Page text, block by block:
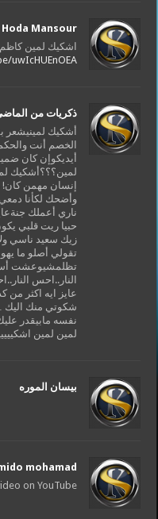
Hoda Mansour
اشكيك لمين
uwIcHUEnOEA
ذكريات من
أشكيك لمينيشعر
الخصم أنت
أيديكوإن كان
لمين؟؟؟أشكيك
إنسان مهمن كان!
وأضحك لكأنا
ناري أعملك
حبيا ريت قلبي
زيك سعيد ناسي
تقولي أصلو ما
تظلمشيوعشت
النار..احس
عايز ايه اكثر من
شكوتي منك اليك
نفسه مابيقدر
لمين لمين
بيسان الموره
mohamad
on YouTube: